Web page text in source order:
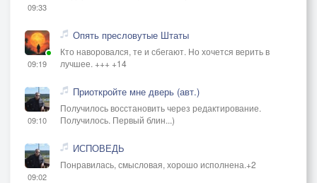
09:33
09:19
Опять пресловутые Штаты
Кто наворовался, те и сбегают. Но хочется верить в
лучшее. +++ +14
09:10
Приоткройте мне дверь (авт.)
Получилось восстановить через редактирование.
Получилось. Первый блин...)
09:02
ИСПОВЕДЬ
Понравилась, смысловая, хорошо исполнена.+2